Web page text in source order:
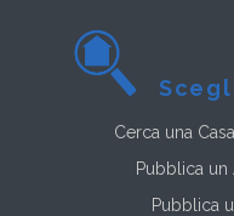
Cerca una
Pubblica un
Pubblica